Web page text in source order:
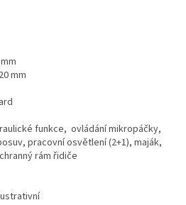
mm
funkce, ovládání mikropáčky,
pracovní osvětlení (2+1), maják,
rám řidiče